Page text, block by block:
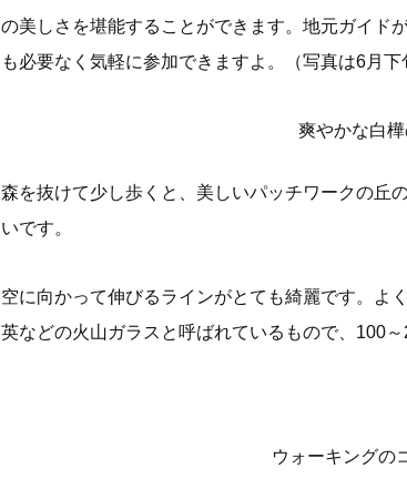
の美しさを堪能することができます。地元ガイド
も必要なく気軽に参加できますよ。（写真は6月下
爽やかな白
森を抜けて少し歩くと、美しいパッチワークの丘
いです。
空に向かって伸びるラインがとても綺麗です。よ
英などの火山ガラスと呼ばれているもので、100
ウォーキングの